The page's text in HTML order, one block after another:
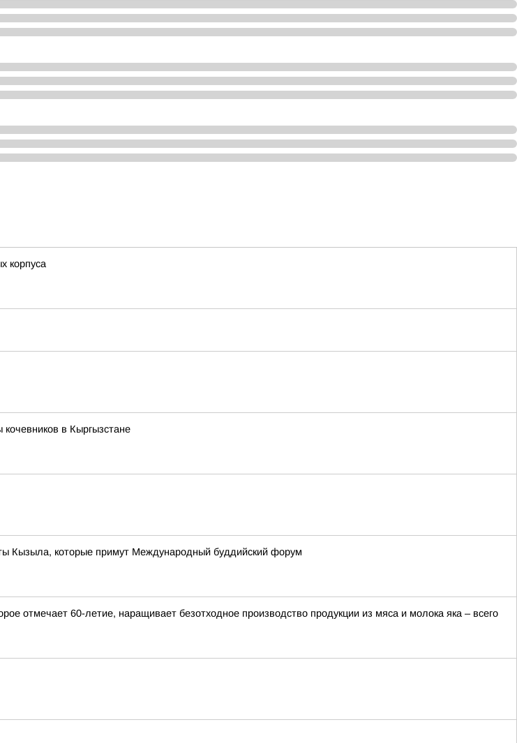
корпуса
в Кыргызстане
Кызыла, которые примут Международный буддийский форум
отмечает 60-летие, наращивает безотходное производство продукции из мяса и молока яка – всего